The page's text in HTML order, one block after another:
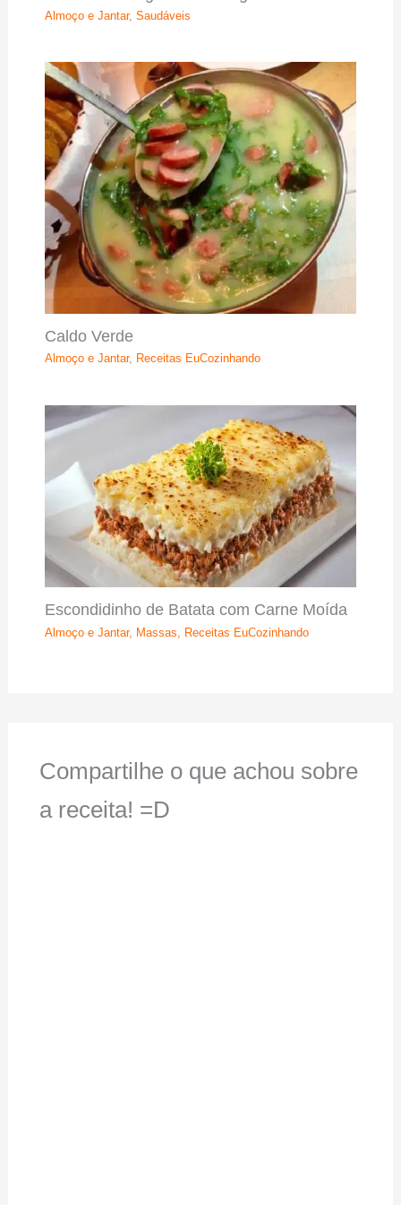
Almoço e Jantar, Saudáveis
Caldo Verde
Almoço e Jantar, Receitas EuCozinhando
Escondidinho de Batata com Carne Moída
Almoço e Jantar, Massas Receitas EuCozinhando
Compartilhe o que achou sobre
a receita! =D